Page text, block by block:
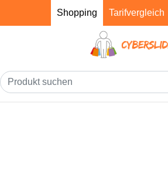
Shopping Tarifvergleich